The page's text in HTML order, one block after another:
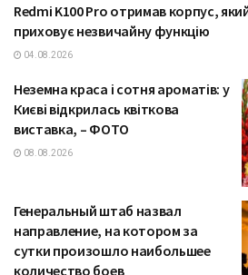
Redmi K100 Pro отримав корпус, який
приховує незвичайну функцію
04.08.2026
Неземна краса і сотня ароматів: у
Києві відкрилась квіткова
виставка, – ФОТО
08.08.2026
Генеральный штаб назвал
направление, на котором за
сутки произошло наибольшее
количество боев